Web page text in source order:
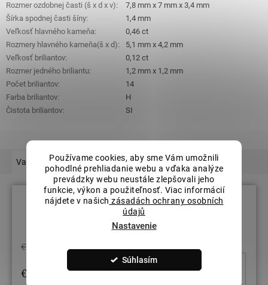
Používame cookies, aby sme Vám umožnili
pohodlné prehliadanie webu a vďaka analýze
prevádzky webu neustále zlepšovali jeho
funkcie, výkon a použiteľnosť. Viac informácií
nájdete v našich zásadách ochrany osobních
údajů
Nastavenie
Súhlasím
Rozmer ozdobnej časti (š x d x v):
7,8 mm x 7 mm x 3,4 mm
Šírka spodnej časti šíny:
1,4 mm
Veľkosť hlavného kameňa:
0,46 ct
Rozmery hlavného kameňa(š x d):
5,1 mm x 4,2 mm
Veľkosť briliantov:
0,12 ct
Rozmer jedného briliantu:
1,2 mm x 1,2 mm
Počet briliantov:
14
Farba briliantov:
H
Čistota briliantov: SI
Varianty Podobný tovar Hodnotenie Súvisiaci tovar
Veľkosť prsteňov: 54
€721,51
€577,21 / ks